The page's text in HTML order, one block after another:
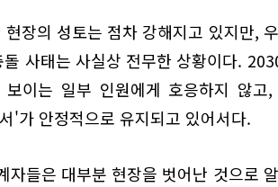
장의 성토는 점차 강해지고 있지만,
사태는 사실상 전무한 상황이다.
이는 일부 인원에게 호응하지 않고
'가 안정적으로 유지되고 있어서다.
자들은 대부분 현장을 벗어난 것으로